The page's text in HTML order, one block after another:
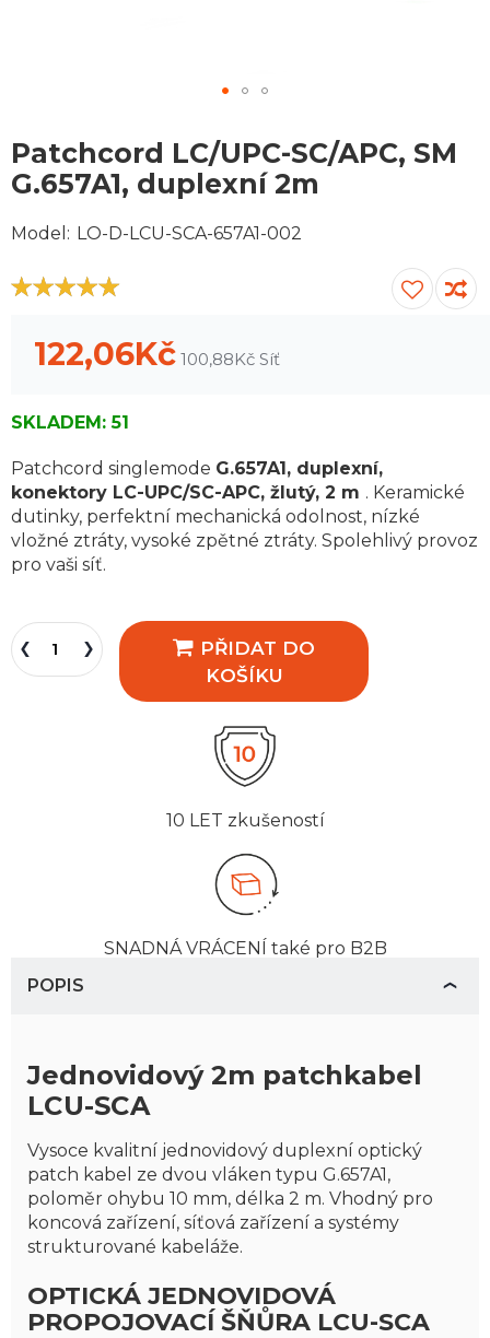
na
začátek
galerie
Patchcord LC/UPC-SC/APC, SM
G.657A1, duplexní 2m
Model LO-D-LCU-SCA-657A1-002
122,06Kč 100,88Kč
SKLADEM: 51
Patchcord singlemode G.657A1, duplexní,
konektory LC-UPC/SC-APC, žlutý, 2 m . Keramické
dutinky, perfektní mechanická odolnost, nízké
vložné ztráty, vysoké zpětné ztráty. Spolehlivý provoz
pro vaši síť.
PŘIDAT DO
KOŠÍKU
10 LET zkušeností
SNADNÁ VRÁCENÍ také pro B2B
POPIS
Jednovidový 2m patchkabel
LCU-SCA
Vysoce kvalitní jednovidový duplexní optický
patch kabel ze dvou vláken typu G.657A1,
poloměr ohybu 10 mm, délka 2 m. Vhodný pro
koncová zařízení, síťová zařízení a systémy
strukturované kabeláže.
OPTICKÁ JEDNOVIDOVÁ
PROPOJOVACÍ ŠŇŮRA LCU-SCA